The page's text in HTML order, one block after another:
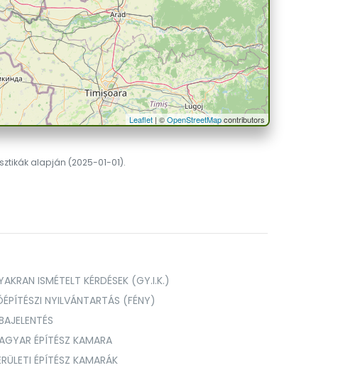
Leaflet | ©OpenStreetMapcontributors
alapján (2025-01-01).
ISMÉTELT KÉRDÉSEK (GY.I.K.)
NYILVÁNTARTÁS (FÉNY)
ÉPÍTÉSZ KAMARA
ÉPÍTÉSZ KAMARÁK